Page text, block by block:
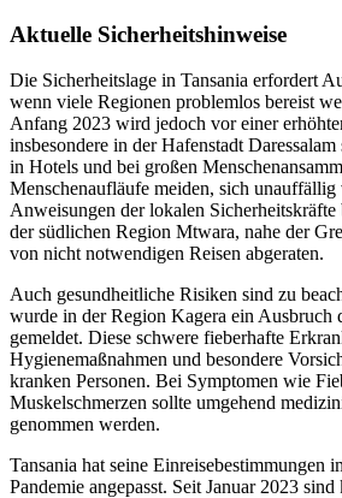
Aktuelle Sicherheitshinweise
Die Sicherheitslage in Tansania erfordert
wenn viele Regionen problemlos bereist
Anfang 2023 wird jedoch vor einer
insbesondere in der Hafenstadt
in Hotels und bei großen
Menschenaufläufe meiden, sich unauffällig
Anweisungen der lokalen
der südlichen Region Mtwara, nahe der
von nicht notwendigen Reisen abgeraten.
Auch gesundheitliche Risiken sind zu
wurde in der Region Kagera ein Ausbruch
gemeldet. Diese schwere fieberhafte
Hygienemaßnahmen und besondere
kranken Personen. Bei Symptomen wie
Muskelschmerzen sollte umgehend
genommen werden.
Tansania hat seine
Pandemie angepasst. Seit Januar 2023